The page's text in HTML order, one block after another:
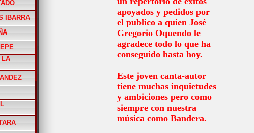
IBARRA
LA
apoyados y pedidos por
el publico a quien José
Gregorio Oquendo le
agradece todo lo que ha
conseguido hasta hoy.
Este joven canta-autor
tiene muchas inquietudes
y ambiciones pero como
siempre con nuestra
música como Bandera.